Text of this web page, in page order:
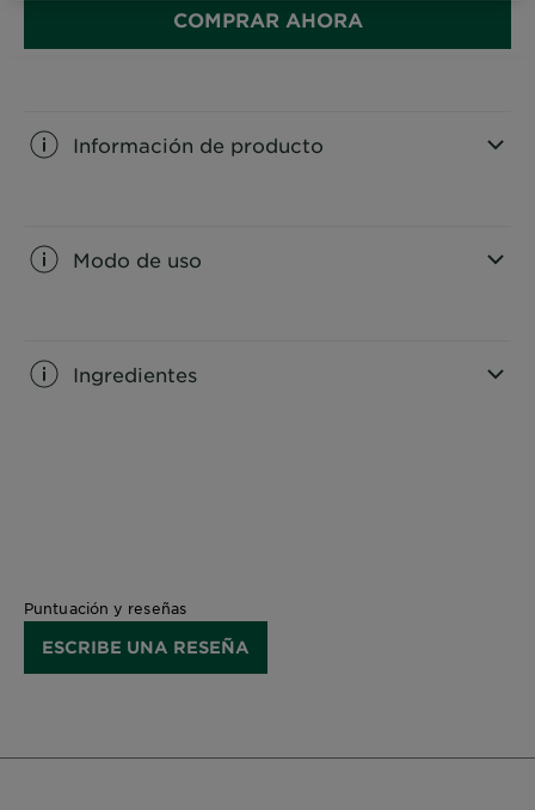
COMPRAR AHORA
Información de producto
Modo de uso
Ingredientes
Puntuación y reseñas
ESCRIBE UNA RESEÑA